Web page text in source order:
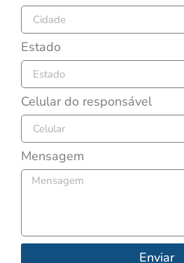
Estado
Celular do responsável
Mensagem
Enviar